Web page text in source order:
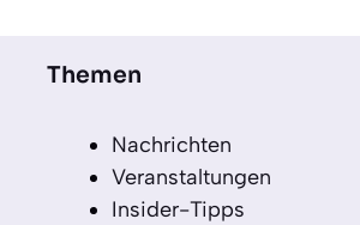
Themen
Nachrichten
Veranstaltungen
Insider-Tipps